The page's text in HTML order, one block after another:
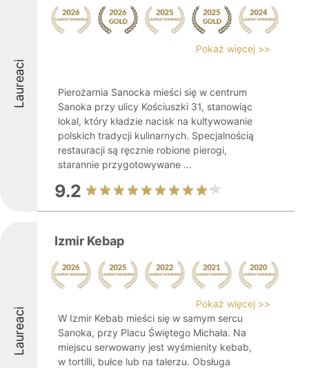
Laureaci
Pokaż więcej >>
Pierożarnia Sanocka mieści się w centrum
Sanoka przy ulicy Kościuszki 31, stanowiąc
lokal, który kładzie nacisk na kultywowanie
polskich tradycji kulinarnych. Specjalnością
restauracji są ręcznie robione pierogi,
starannie przygotowywane ...
9.2
Laureaci
Izmir Kebap
Pokaż więcej >>
W Izmir Kebab mieści się w samym sercu
Sanoka, przy Placu Świętego Michała. Na
miejscu serwowany jest wyśmienity kebab,
w tortilli, bułce lub na talerzu. Obsługa